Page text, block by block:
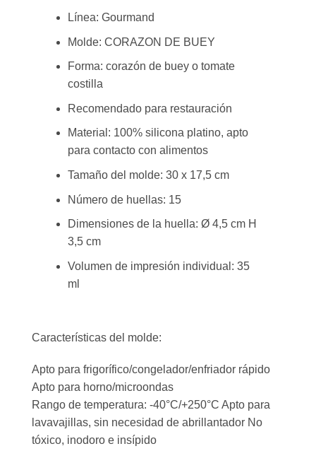
Línea: Gourmand
Molde: CORAZON DE BUEY
Forma: corazón de buey o tomate
costilla
Recomendado para restauración
Material: 100% silicona platino, apto
para contacto con alimentos
Tamaño del molde: 30 x 17,5 cm
Número de huellas: 15
Dimensiones de la huella: Ø 4,5 cm H
3,5 cm
Volumen de impresión individual: 35
ml
Características del molde:
Apto para frigorífico/congelador/enfriador rápido
Apto para horno/microondas
Rango de temperatura: -40°C/+250°C Apto para
lavavajillas, sin necesidad de abrillantador No
tóxico, inodoro e insípido